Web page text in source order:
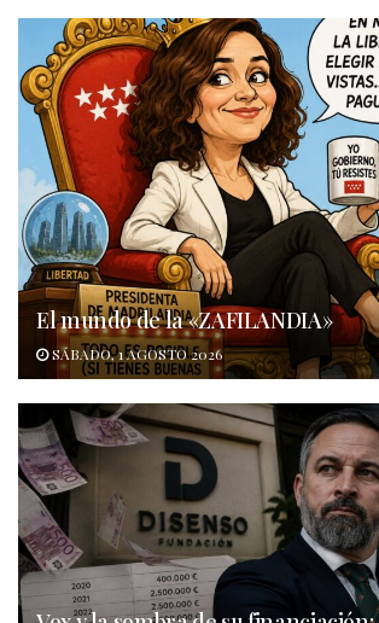
El mundo de la «ZAFILANDIA»
SÁBADO, 1 AGOSTO 2026